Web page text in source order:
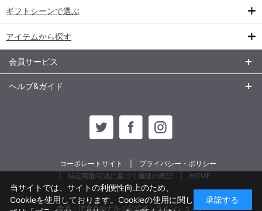
ギフトシーンで選ぶ
アイテムから探す
会員サービス
ヘルプ&ガイド
コーポレートサイト
プライバシー・ポリシー
特定商取引法に基づく通販の表記
HOME
食器・洋食器のナルミ公式オンラインショップ
当サイトでは、サイトの利便性向上のため、
Cookieを使用しております。Cookieの使用に関し
承諾する